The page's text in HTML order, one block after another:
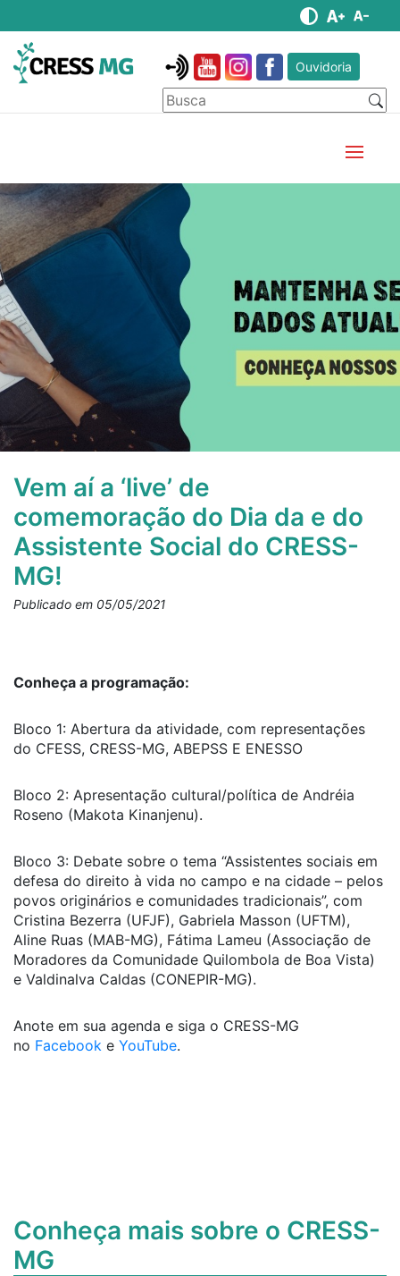
Ouvidoria
Vem aí a ‘live’ de
comemoração do Dia da e do
Assistente Social do CRESS-
MG!
Publicado em 05/05/2021
Conheça a programação:
Bloco 1: Abertura da atividade, com representações
do CFESS, CRESS-MG, ABEPSS E ENESSO
Bloco 2: Apresentação cultural/política de Andréia
Roseno (Makota Kinanjenu).
Bloco 3: Debate sobre o tema “Assistentes sociais em
defesa do direito à vida no campo e na cidade – pelos
povos originários e comunidades tradicionais”, com
Cristina Bezerra (UFJF), Gabriela Masson (UFTM),
Aline Ruas (MAB-MG), Fátima Lameu (Associação de
Moradores da Comunidade Quilombola de Boa Vista)
e Valdinalva Caldas (CONEPIR-MG).
Anote em sua agenda e siga o CRESS-MG
no Facebook e YouTube.
Conheça mais sobre o CRESS-
MG